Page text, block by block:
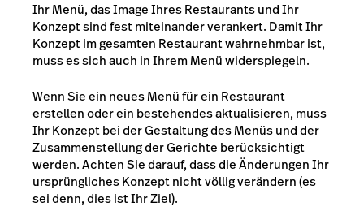
Ihr Menü, das Image Ihres Restaurants und Ihr
Konzept sind fest miteinander verankert. Damit Ihr
Konzept im gesamten Restaurant wahrnehmbar ist,
muss es sich auch in Ihrem Menü widerspiegeln.
Wenn Sie ein neues Menü für ein Restaurant
erstellen oder ein bestehendes aktualisieren, muss
Ihr Konzept bei der Gestaltung des Menüs und der
Zusammenstellung der Gerichte berücksichtigt
werden. Achten Sie darauf, dass die Änderungen Ihr
ursprüngliches Konzept nicht völlig verändern (es
sei denn, dies ist Ihr Ziel).